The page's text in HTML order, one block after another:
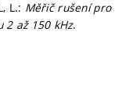
L.: Měřič rušení pro
až 150 kHz.